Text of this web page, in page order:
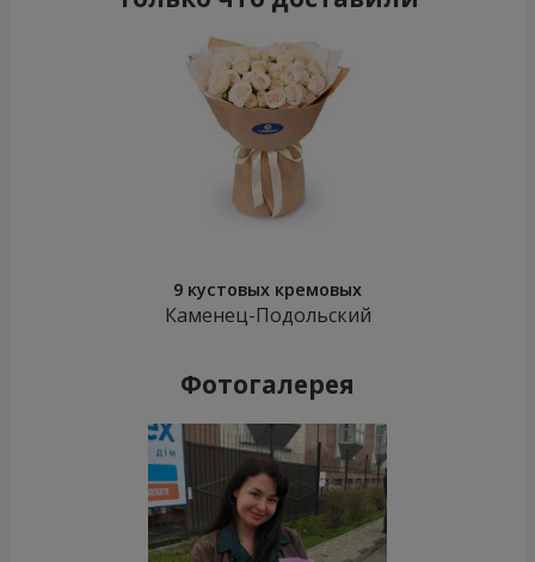
9 кустовых кремовых
Каменец-Подольский
Фотогалерея